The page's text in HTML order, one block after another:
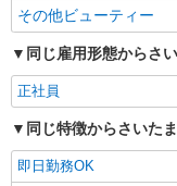
その他ビューティー
同じ雇用形態からさ
正社員
同じ特徴からさいた
即日勤務OK